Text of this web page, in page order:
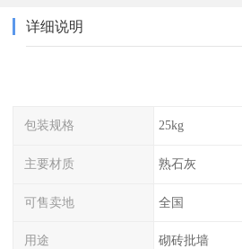
详细说明
包装规格 25kg
主要材质 熟石灰
可售卖地 全国
用途 砌砖批墙